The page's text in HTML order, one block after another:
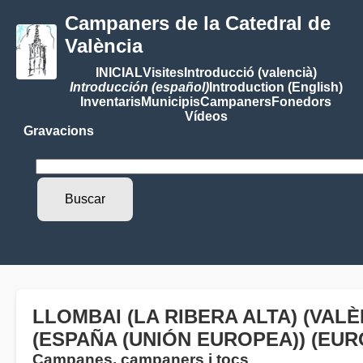
Campaners de la Catedral de
València
INICIALVisitesIntroducció (valencià)
Introducción (español)Introduction (English)
InventarisMunicipisCampanersFonedors
Vídeos
Gravacions
LLOMBAI (LA RIBERA ALTA)
(ESPAÑA (UNIÓN EUROPEA))
Campanes, campaners i tocs